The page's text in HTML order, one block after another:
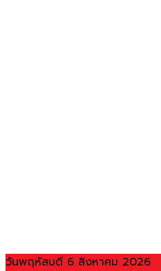
วันพฤหัสบดี 6 สิงหาคม 2026